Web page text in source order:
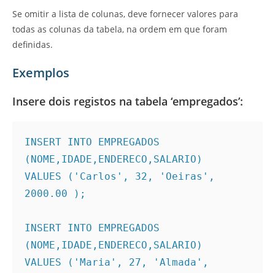
Se omitir a lista de colunas, deve fornecer valores para
todas as colunas da tabela, na ordem em que foram
definidas.
Exemplos
Insere dois registos na tabela ‘empregados’:
INSERT INTO EMPREGADOS
(NOME,IDADE,ENDERECO,SALARIO)
VALUES ('Carlos', 32, 'Oeiras',
2000.00 );
INSERT INTO EMPREGADOS
(NOME,IDADE,ENDERECO,SALARIO)
VALUES ('Maria', 27, 'Almada',